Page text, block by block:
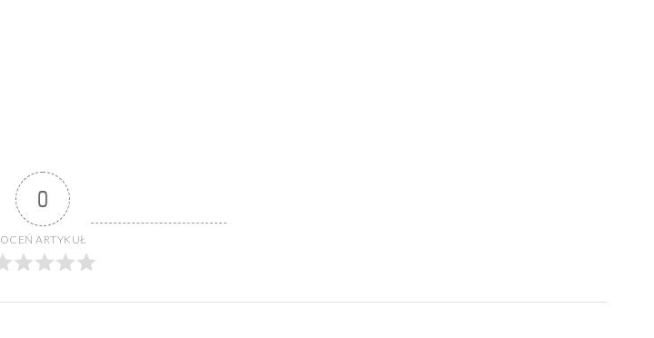
0
OCEŃ ARTYKUŁ